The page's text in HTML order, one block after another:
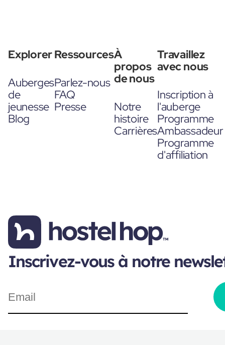
Explorer
Auberges
de
jeunesse
Blog
Ressources
Parlez-nous
FAQ
Presse
À
propos
de nous
Notre
histoire
Carrières
Travaillez
avec nous
Inscription à
l'auberge
Programme
Ambassadeur
Programme
d'affiliation
Inscrivez-vous à notre